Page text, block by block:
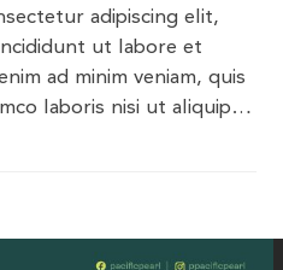
adipiscing elit,
ut labore et
ad minim veniam, quis
laboris nisi ut aliquip…